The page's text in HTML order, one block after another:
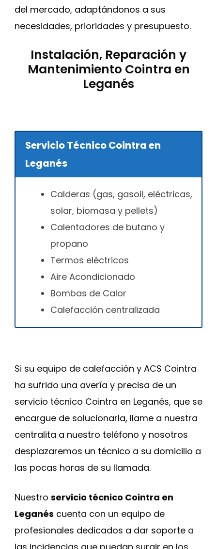
del mercado, adaptándonos a sus
necesidades, prioridades y presupuesto.
Instalación, Reparación y
Mantenimiento Cointra en
Leganés
Servicio Técnico Cointra en
Leganés
Calderas (gas, gasoil, eléctricas,
solar, biomasa y pellets)
Calentadores de butano y
propano
Termos eléctricos
Aire Acondicionado
Bombas de Calor
Calefacción centralizada
Si su equipo de calefacción y ACS Cointra
ha sufrido una avería y precisa de un
servicio técnico Cointra en Leganés, que se
encargue de solucionarla, llame a nuestra
centralita a nuestro teléfono y nosotros
desplazaremos un técnico a su domicilio a
las pocas horas de su llamada.
Nuestro servicio técnico Cointra en
Leganés cuenta con un equipo de
profesionales dedicados a dar soporte a